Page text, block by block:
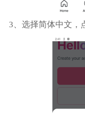
3、选择简体中文，